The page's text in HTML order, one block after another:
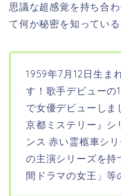
思議な超感覚を持ち合
て何か秘密を知っている
1959年7月12日生ま
す！歌手デビューの
で女優デビューし
京都ミステリー』シ
ンス 赤い霊柩車シ
の主演シリーズを持
間ドラマの女王」等